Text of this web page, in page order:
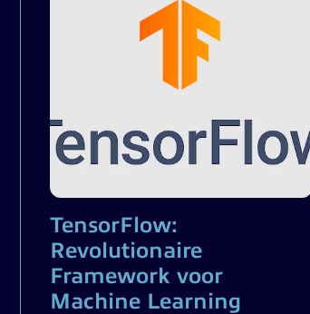
TensorFlow:
Revolutionaire
Framework voor
Machine Learning